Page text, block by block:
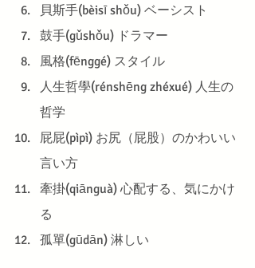
貝斯手(bèisī shǒu) ベーシスト
鼓手(gǔshǒu) ドラマー
風格(fēnggé) スタイル
人生哲學(rénshēng zhéxué) 人生の
哲学
屁屁(pìpì) お尻（屁股）のかわいい
言い方
牽掛(qiānguà) 心配する、気にかけ
る
孤單(gūdān) 淋しい